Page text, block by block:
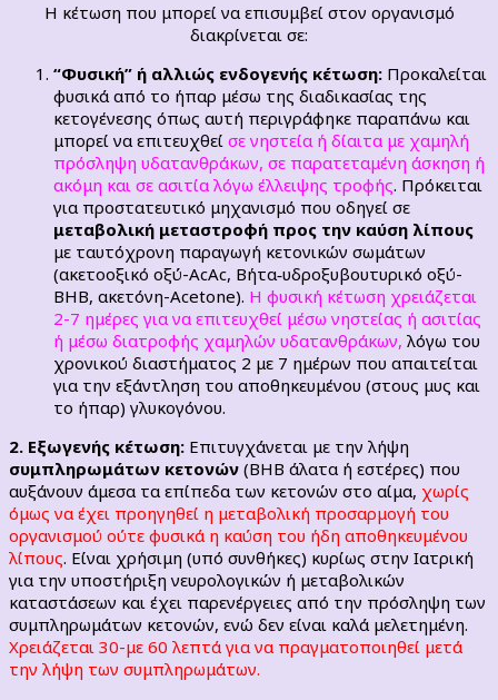
Η κέτωση που μπορεί να επισυμβεί στον οργανισμό
διακρίνεται σε:
“Φυσική” ή αλλιώς ενδογενής κέτωση: Προκαλείται
φυσικά από το ήπαρ μέσω της διαδικασίας της
κετογένεσης όπως αυτή περιγράφηκε παραπάνω και
μπορεί να επιτευχθεί σε νηστεία ή δίαιτα με χαμηλή
πρόσληψη υδατανθράκων, σε παρατεταμένη άσκηση ή
ακόμη και σε ασιτία λόγω έλλειψης τροφής. Πρόκειται
για προστατευτικό μηχανισμό που οδηγεί σε
μεταβολική μεταστροφή προς την καύση λίπους
με ταυτόχρονη παραγωγή κετονικών σωμάτων
(ακετοοξικό οξύ-AcAc, Βήτα‑υδροξυβουτυρικό οξύ-
BHB, ακετόνη-Acetone). Η φυσική κέτωση χρειάζεται
2-7 ημέρες για να επιτευχθεί μέσω νηστείας ή ασιτίας
ή μέσω διατροφής χαμηλών υδατανθράκων, λόγω του
χρονικού διαστήματος 2 με 7 ημέρων που απαιτείται
για την εξάντληση του αποθηκευμένου (στους μυς και
το ήπαρ) γλυκογόνου.
2. Εξωγενής κέτωση: Επιτυγχάνεται με την λήψη
συμπληρωμάτων κετονών (BHB άλατα ή εστέρες) που
αυξάνουν άμεσα τα επίπεδα των κετονών στο αίμα, χωρίς
όμως να έχει προηγηθεί η μεταβολική προσαρμογή του
οργανισμού ούτε φυσικά η καύση του ήδη αποθηκευμένου
λίπους. Είναι χρήσιμη (υπό συνθήκες) κυρίως στην Ιατρική
για την υποστήριξη νευρολογικών ή μεταβολικών
καταστάσεων και έχει παρενέργειες από την πρόσληψη των
συμπληρωμάτων κετονών, ενώ δεν είναι καλά μελετημένη.
Χρειάζεται 30-με 60 λεπτά για να πραγματοποιηθεί μετά
την λήψη των συμπληρωμάτων.